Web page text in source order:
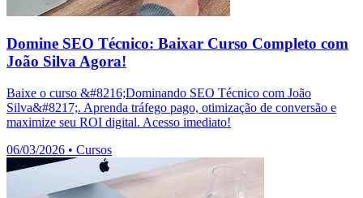
Domine SEO Técnico: Baixar Curso Completo com
João Silva Agora!
Baixe o curso &#8216;Dominando SEO Técnico com João
Silva&#8217;. Aprenda tráfego pago, otimização de conversão e
maximize seu ROI digital. Acesso imediato!
06/03/2026 • Cursos